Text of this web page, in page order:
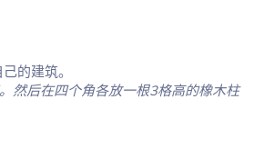
的建筑。
然后在四个角各放一根3格高的橡木柱